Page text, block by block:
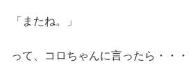
「またね。」
って、コロちゃんに言ったら・・・